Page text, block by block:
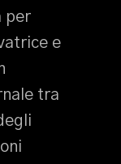
per
e
tra